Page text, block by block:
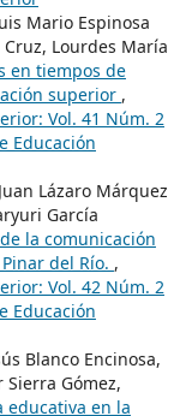
Mario Espinosa
Lourdes María
en tiempos de
superior ,
Vol. 41 Núm. 2
Educación
Lázaro Márquez
García
la comunicación
del Río. ,
Vol. 42 Núm. 2
Educación
Blanco Encinosa,
Sierra Gómez,
educativa en la